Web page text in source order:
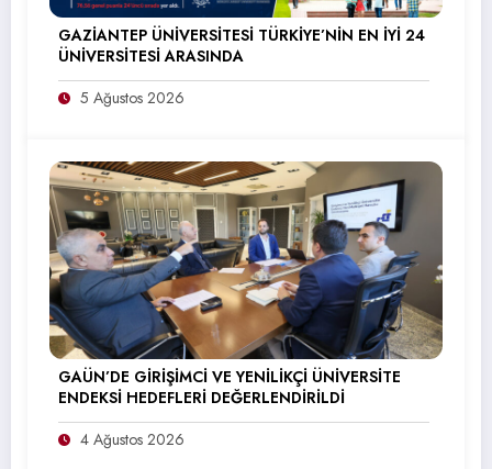
GAZİANTEP ÜNİVERSİTESİ TÜRKİYE’NİN EN İYİ 24
ÜNİVERSİTESİ ARASINDA
5 Ağustos 2026
GAÜN’DE GİRİŞİMCİ VE YENİLİKÇİ ÜNİVERSİTE
ENDEKSİ HEDEFLERİ DEĞERLENDİRİLDİ
4 Ağustos 2026